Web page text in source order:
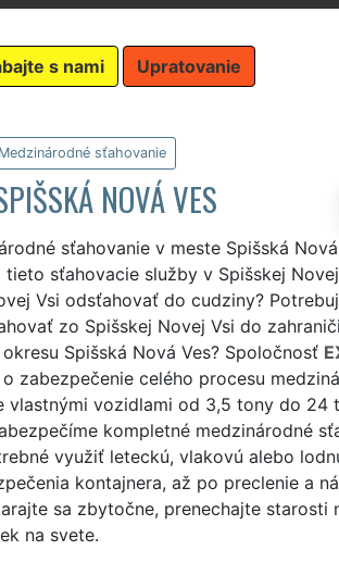
s nami Upratovanie
Medzinárodné sťahovanie
NOVÁ VES
sťahovanie v meste Spišská
sťahovacie služby v Spišskej
Vsi odsťahovať do cudziny?
zo Spišskej Novej Vsi do
Spišská Nová Ves? Spoločnosť
zabezpečenie celého procesu
vlastnými vozidlami od 3,5 tony do 24
kompletné medzinárodné
využiť leteckú, vlakovú alebo
kontajnera, až po preclenie a
sa zbytočne, prenechajte starosti
na svete.